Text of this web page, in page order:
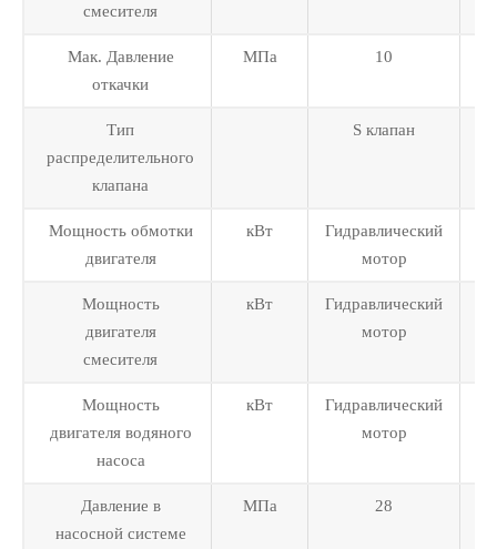
смесителя
Мак. Давление
откачки
МПа 10
Тип
распределительного
клапана
S клапан
Мощность обмотки
двигателя
кВт
Гидравлический
мотор
Мощность
двигателя
смесителя
кВт
Гидравлический
мотор
Мощность
двигателя водяного
насоса
кВт
Гидравлический
мотор
Давление в
насосной системе
МПа 28